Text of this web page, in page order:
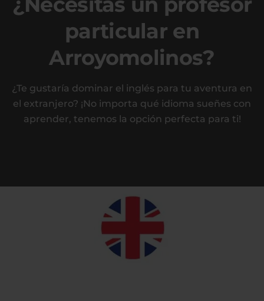
particular en
Arroyomolinos?
¿Te gustaría dominar el inglés para tu aventura en
el extranjero? ¡No importa qué idioma sueñes con
aprender, tenemos la opción perfecta para ti!